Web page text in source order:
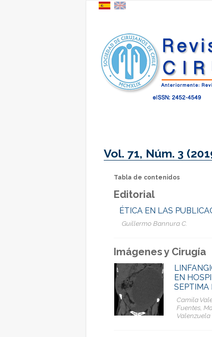
Vol. 71, Núm. 3
Tabla de contenidos
Editorial
ÉTICA EN LAS
Guillermo Bannura C.
Imágenes y Cirugía
EN
SEPTIMA
Camila
Fuentes,